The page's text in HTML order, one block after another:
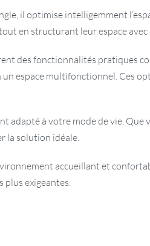
il optimise intelligemment
en structurant leur espace avec
des fonctionnalités pratiques
espace multifonctionnel. Ces
adapté à votre mode de vie. Que
la solution idéale.
accueillant et
plus exigeantes.